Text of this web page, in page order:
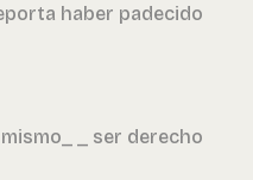
haber padecido
_ ser derecho